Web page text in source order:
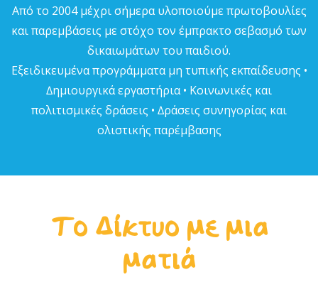
Από το 2004 µέχρι σήµερα υλοποιούµε πρωτοβουλίες
και παρεµβάσεις µε στόχο τον έµπρακτο σεβασµό των
δικαιωµάτων του παιδιού.
Εξειδικευµένα προγράµµατα µη τυπικής εκπαίδευσης •
∆ηµιουργικά εργαστήρια • Κοινωνικές και
πολιτισµικές δράσεις • ∆ράσεις συνηγορίας και
ολιστικής παρέµβασης
Το Δίκτυο με μια
ματιά